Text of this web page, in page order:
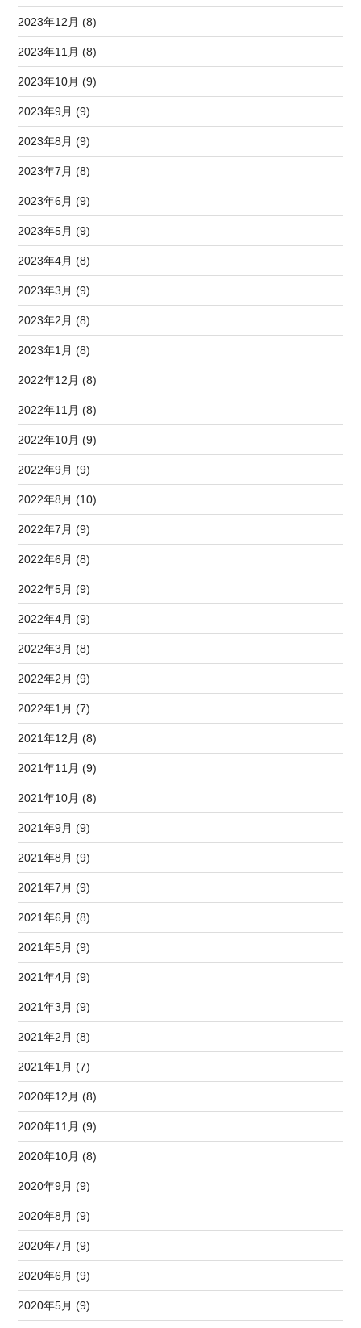
2023年12月 (8)
2023年11月 (8)
2023年10月 (9)
2023年9月 (9)
2023年8月 (9)
2023年7月 (8)
2023年6月 (9)
2023年5月 (9)
2023年4月 (8)
2023年3月 (9)
2023年2月 (8)
2023年1月 (8)
2022年12月 (8)
2022年11月 (8)
2022年10月 (9)
2022年9月 (9)
2022年8月 (10)
2022年7月 (9)
2022年6月 (8)
2022年5月 (9)
2022年4月 (9)
2022年3月 (8)
2022年2月 (9)
2022年1月 (7)
2021年12月 (8)
2021年11月 (9)
2021年10月 (8)
2021年9月 (9)
2021年8月 (9)
2021年7月 (9)
2021年6月 (8)
2021年5月 (9)
2021年4月 (9)
2021年3月 (9)
2021年2月 (8)
2021年1月 (7)
2020年12月 (8)
2020年11月 (9)
2020年10月 (8)
2020年9月 (9)
2020年8月 (9)
2020年7月 (9)
2020年6月 (9)
2020年5月 (9)